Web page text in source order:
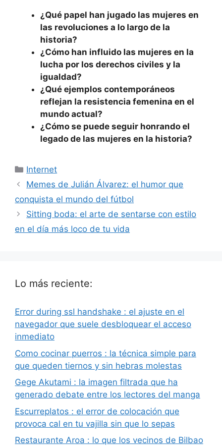
¿Qué papel han jugado las mujeres en
las revoluciones a lo largo de la
historia?
¿Cómo han influido las mujeres en la
lucha por los derechos civiles y la
igualdad?
¿Qué ejemplos contemporáneos
reflejan la resistencia femenina en el
mundo actual?
¿Cómo se puede seguir honrando el
legado de las mujeres en la historia?
Categorías
Internet
Memes de Julián Álvarez: el humor que
conquista el mundo del fútbol
Sitting boda: el arte de sentarse con estilo
en el día más loco de tu vida
Lo más reciente:
Error during ssl handshake : el ajuste en el
navegador que suele desbloquear el acceso
inmediato
Como cocinar puerros : la técnica simple para
que queden tiernos y sin hebras molestas
Gege Akutami : la imagen filtrada que ha
generado debate entre los lectores del manga
Escurreplatos : el error de colocación que
provoca cal en tu vajilla sin que lo sepas
Restaurante Aroa : lo que los vecinos de Bilbao